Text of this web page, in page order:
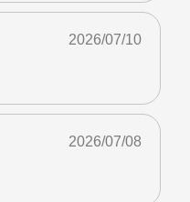
2026/07/10
2026/07/08